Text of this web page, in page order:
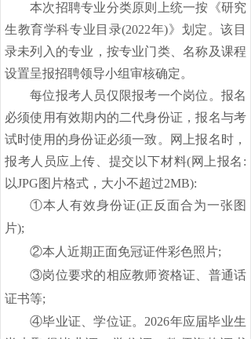
本次招聘专业分类原则上统一按《研究
生教育学科专业目录(2022年)》划定。该目
录未列入的专业，按专业门类、名称及课程
设置呈报招聘领导小组审核确定。
每位报考人员仅限报考一个岗位。报名
必须使用有效期内的二代身份证，报名与考
试时使用的身份证必须一致。网上报名时，
报考人员应上传、提交以下材料(网上报名:
以JPG图片格式，大小不超过2MB):
①本人有效身份证(正反面合为一张图
片);
②本人近期正面免冠证件彩色照片;
③岗位要求的相应教师资格证、普通话
证书等;
④毕业证、学位证。2026年应届毕业生